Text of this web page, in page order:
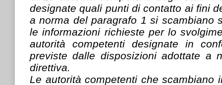
designate quali punti di contatto ai fini
a norma del paragrafo 1 si scambiano
le informazioni richieste per lo
autorità competenti designate in
previste dalle disposizioni adottate a
direttiva.
Le autorità competenti che scambiano